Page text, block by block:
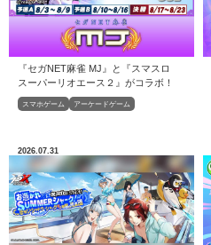
スマホゲーム アーケードゲーム
『セガNET麻雀 MJ』と『スマスロ
スーパーリオエース２』がコラボ！
2026.07.31